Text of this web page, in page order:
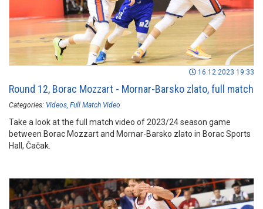
16.12.2023 19:33
Round 12, Borac Mozzart - Mornar-Barsko zlato, full match
Categories: Videos Full Match Video
Take a look at the full match video of 2023/24 season game
between Borac Mozzart and Mornar-Barsko zlato in Borac Sports
Hall, Čačak.